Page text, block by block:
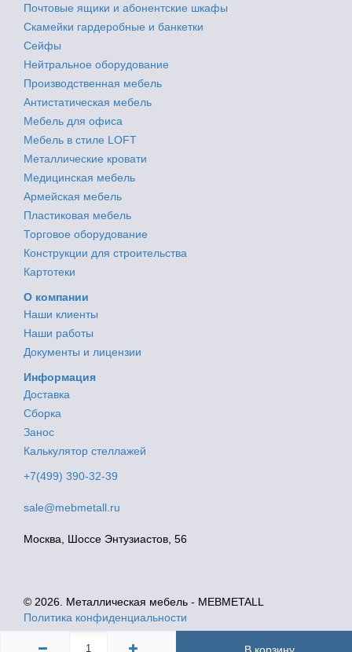
Почтовые ящики и абонентские шкафы
Скамейки гардеробные и банкетки
Сейфы
Нейтральное оборудование
Производственная мебель
Антистатическая мебель
Мебель для офиса
Мебель в стиле LOFT
Металлические кровати
Медицинская мебель
Армейская мебель
Пластиковая мебель
Торговое оборудование
Конструкции для строительства
Картотеки
О компании
Наши клиенты
Наши работы
Документы и лицензии
Информация
Доставка
Сборка
Занос
Калькулятор стеллажей
+7(499) 390-32-39
sale@mebmetall.ru
Москва, Шоссе Энтузиастов, 56
© 2026. Металлическая мебель - MEBMETALL
Политика конфиденциальности